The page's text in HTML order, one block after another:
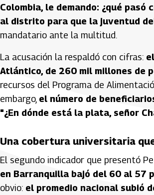
Colombia, le demando: ¿qué
al distrito para que la juventud
mandatario ante la multitud.
La acusación la respaldó con cifras:
Atlántico, de 260 mil millones de
recursos del Programa de
embargo, el número de
"¿En dónde está la plata, señor
Una cobertura universitaria
El segundo indicador que presentó
en Barranquilla bajó del 60 al 57
obvio: el promedio nacional subió